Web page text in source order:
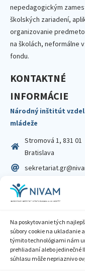
Na poskytovanie tých
súbory cookie na ukladanie
týmito technológiami nám
prehliadaní alebo jedinečné
súhlasu môže nepriaznivo
nepedagogickým
školských zariadení,
organizovanie
na školách, neformálne
fondu.
KONTAKTNÉ
INFORMÁCIE
Národný inštitút
mládeže
Stromová 1, 831 01
Bratislava
IČO: 00164348
DIČ: 2020798714